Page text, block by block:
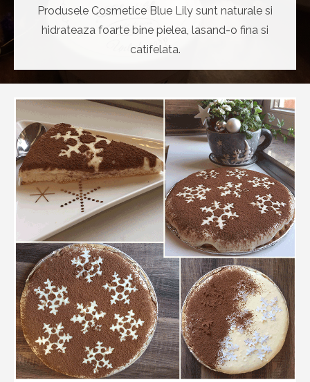
Produsele Cosmetice Blue Lily sunt naturale si
hidrateaza foarte bine pielea, lasand-o fina si
catifelata.